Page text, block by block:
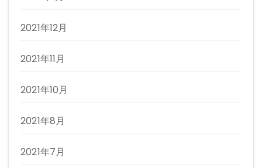
2021年12月
2021年11月
2021年10月
2021年8月
2021年7月